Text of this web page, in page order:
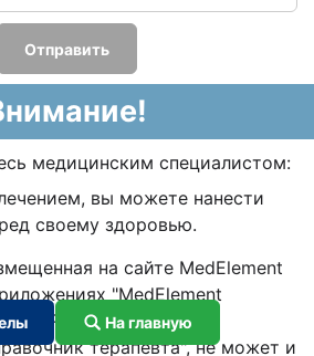
Отправить
медицинским специалистом:
вы можете нанести
своему здоровью.
на сайте MedElement
"MedElement
Pro", "Dariger Pro",
терапевта", не может и
На главную